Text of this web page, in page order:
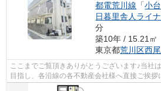
都電荒川線 「小台
日暮里舎人ライ
分
築10年 / 15.21㎡
東京都荒川区西
ここまでご覧頂きありがとうございます♪当社
目指し、各沿線の各不動産会社様へ直接ご挨
様へ提供しております！最新の情報は...